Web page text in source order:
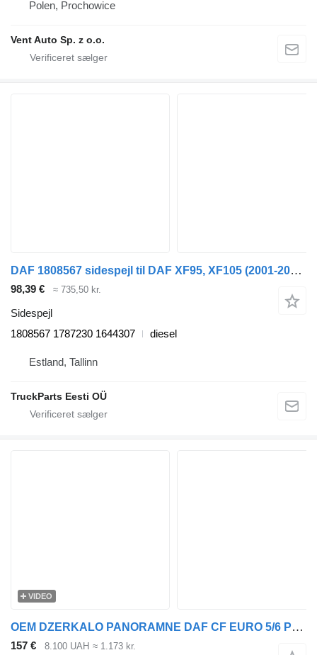
Polen, Prochowice
Vent Auto Sp. z o.o.
DAF 1808567 sidespejl til DAF XF95, XF105 (2001-2014) trækker
98,39 € ≈ 735,50 kr.
Sidespejl
1808567 1787230 1644307
diesel
Estland, Tallinn
TruckParts Eesti OÜ
VIDEO
OEM DZERKALO PANORAMNE DAF CF EURO 5/6 PRAV. 1952146 sidespejl til DAF Rogue, CF trækker
157 € 8.100 UAH ≈ 1.173 kr.